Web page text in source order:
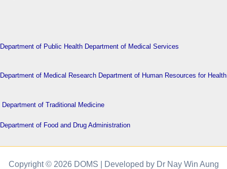
Department of Public Health Department of Medical Services
Department of Medical Research Department of Human Resources for Health
Department of Traditional Medicine
Department of Food and Drug Administration
Copyright © 2026 DOMS | Developed by Dr Nay Win Aung